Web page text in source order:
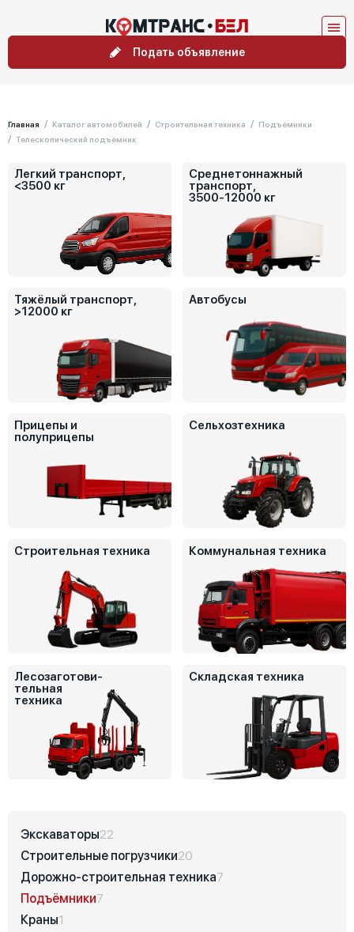
Подать объявление
Главная Каталог автомобилей Строительная техника
Подъёмники
Телескопический подъёмник
Легкий транспорт,
<3500 кг
Среднетоннажный
транспорт,
3500-12000 кг
Тяжёлый транспорт,
>12000 кг
Автобусы
Прицепы и
полуприцепы
Сельхозтехника
Строительная техника Коммунальная техника
Лесозаготови-
тельная
техника
Складская техника
Экскаваторы22
Строительные погрузчики20
Дорожно-строительная техника7
Подъёмники7
Краны1